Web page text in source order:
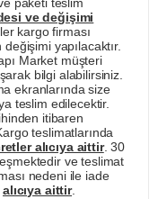
paketi teslim
ve değişimi
kargo firması
yapılacaktır.
Market müşteri
bilgi alabilirsiniz.
ekranlarında size
teslim edilecektir.
itibaren
teslimatlarında
alıcıya aittir. 30
ve teslimat
nedeni ile iade
alıcıya aittir.